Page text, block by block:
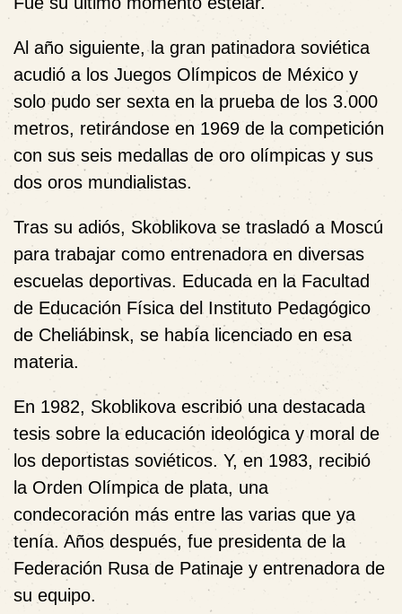
Al año siguiente, la gran patinadora soviética
acudió a los Juegos Olímpicos de México y
solo pudo ser sexta en la prueba de los 3.000
metros, retirándose en 1969 de la competición
con sus seis medallas de oro olímpicas y sus
dos oros mundialistas.
Tras su adiós, Skoblikova se trasladó a Moscú
para trabajar como entrenadora en diversas
escuelas deportivas. Educada en la Facultad
de Educación Física del Instituto Pedagógico
de Cheliábinsk, se había licenciado en esa
materia.
En 1982, Skoblikova escribió una destacada
tesis sobre la educación ideológica y moral de
los deportistas soviéticos. Y, en 1983, recibió
la Orden Olímpica de plata, una
condecoración más entre las varias que ya
tenía. Años después, fue presidenta de la
Federación Rusa de Patinaje y entrenadora de
su equipo.